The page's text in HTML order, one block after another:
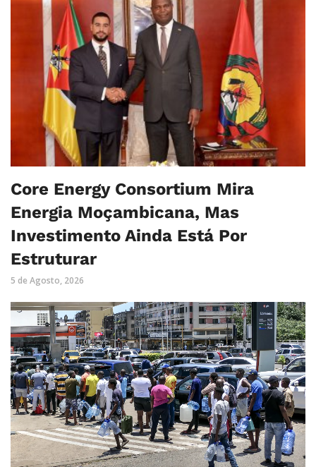
Core Energy Consortium Mira
Energia Moçambicana, Mas
Investimento Ainda Está Por
Estruturar
5 de Agosto, 2026